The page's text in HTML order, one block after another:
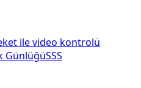
ile video kontrolü
GünlüğüSSS